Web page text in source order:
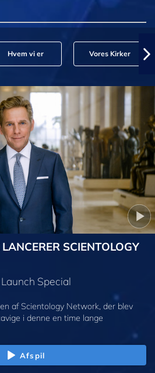
Hvem vi er Vores Kirker
SCIENTOLOGY
Special
af Scientology Network, der blev
i denne en time lange
Afspil